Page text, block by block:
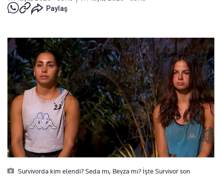
Paylaş
Survivorda kim elendi? Seda mı, Beyza mı? İşte Survivor son